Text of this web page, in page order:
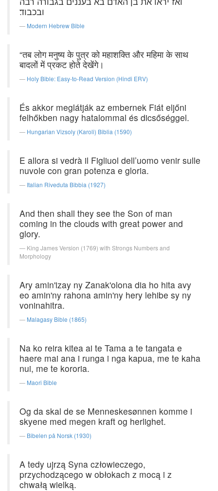
ובכבוד׃
Modern Hebrew Bible
“तब लोग मनुष्य के पुत्र को महाशक्ति और महिमा के साथ
बादलों में प्रकट होते देखेंगे।
Holy Bible: Easy-to-Read Version (Hindi ERV)
És akkor meglátják az embernek Fiát eljőni
felhőkben nagy hatalommal és dicsőséggel.
Hungarian Vizsoly (Karoli) Biblia (1590)
E allora si vedrà il Figliuol dell’uomo venir sulle
nuvole con gran potenza e gloria.
Italian Riveduta Bibbia (1927)
And then shall they see the Son of man
coming in the clouds with great power and
glory.
King James Version (1769) with Strongs Numbers and
Morphology
Ary amin'izay ny Zanak'olona dia ho hita avy
eo amin'ny rahona amin'ny hery lehibe sy ny
voninahitra.
Malagasy Bible (1865)
Na ko reira kitea ai te Tama a te tangata e
haere mai ana i runga i nga kapua, me te kaha
nui, me te kororia.
Maori Bible
Og da skal de se Menneskesønnen komme i
skyene med megen kraft og herlighet.
Bibelen på Norsk (1930)
A tedy ujrzą Syna człowieczego,
przychodzącego w obłokach z mocą i z
chwałą wielką.